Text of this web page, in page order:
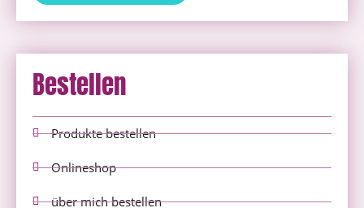
Bestellen
Produkte bestellen
Onlineshop
über mich bestellen